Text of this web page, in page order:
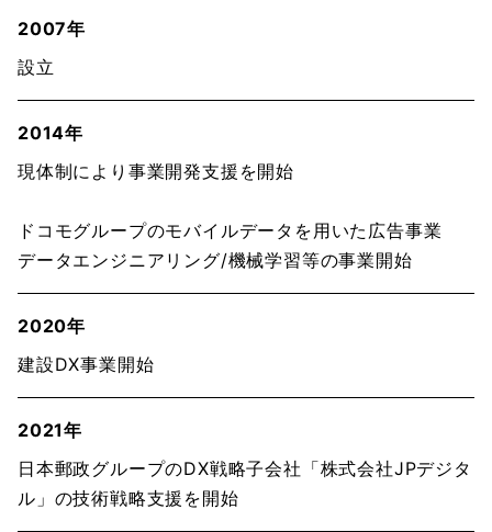
2007年
設立
2014年
現体制により事業開発支援を開始
ドコモグループのモバイルデータを用いた広告事業
データエンジニアリング/機械学習等の事業開始
2020年
建設DX事業開始
2021年
日本郵政グループのDX戦略子会社「株式会社JPデジタ
ル」の技術戦略支援を開始